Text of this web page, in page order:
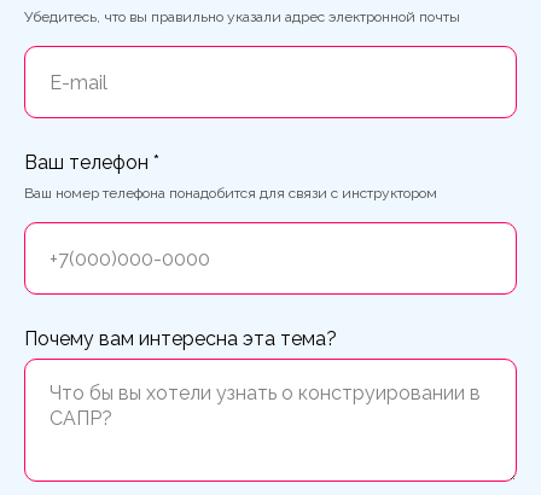
Убедитесь, что вы правильно указали адрес электронной почты
Ваш телефон *
Ваш номер телефона понадобится для связи с инструктором
Почему вам интересна эта тема?